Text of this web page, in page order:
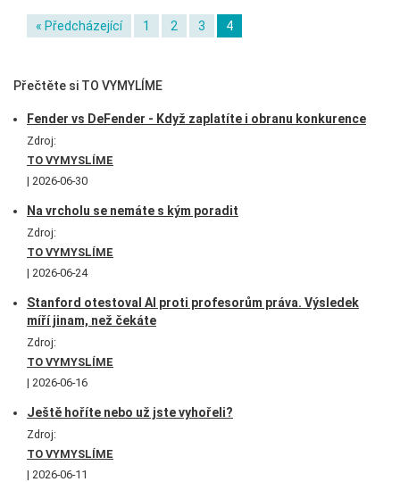
« Předcházející 1 2 3 4
Přečtěte si TO VYMYLÍME
Fender vs DeFender - Když zaplatíte i obranu konkurence
Zdroj:
TO VYMYSLÍME
2026-06-30
Na vrcholu se nemáte s kým poradit
Zdroj:
TO VYMYSLÍME
2026-06-24
Stanford otestoval AI proti profesorům práva. Výsledek
míří jinam, než čekáte
Zdroj:
TO VYMYSLÍME
2026-06-16
Ještě hoříte nebo už jste vyhořeli?
Zdroj:
TO VYMYSLÍME
2026-06-11